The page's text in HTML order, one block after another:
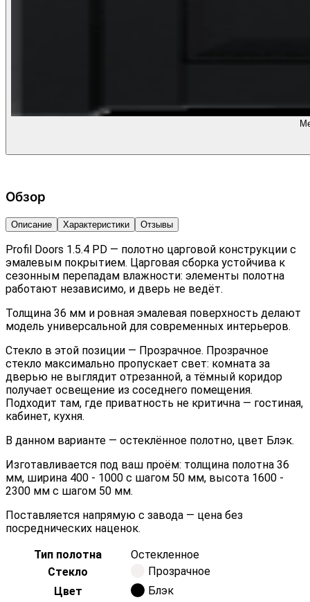
Обзор
Описание Характеристики Отзывы
Profil Doors 1.5.4 PD — полотно царговой конструкции с
эмалевым покрытием. Царговая сборка устойчива к
сезонным перепадам влажности: элементы полотна
работают независимо, и дверь не ведёт.
Толщина 36 мм и ровная эмалевая поверхность делают
модель универсальной для современных интерьеров.
Стекло в этой позиции — Прозрачное. Прозрачное
стекло максимально пропускает свет: комната за
дверью не выглядит отрезанной, а тёмный коридор
получает освещение из соседнего помещения.
Подходит там, где приватность не критична — гостиная,
кабинет, кухня.
В данном варианте — остеклённое полотно, цвет Блэк.
Изготавливается под ваш проём: толщина полотна 36
мм, ширина 400 - 1000 с шагом 50 мм, высота 1600 -
2300 мм с шагом 50 мм.
Поставляется напрямую с завода — цена без
посреднических наценок.
Тип полотна
Остекленное
Стекло
Прозрачное
Цвет
Блэк